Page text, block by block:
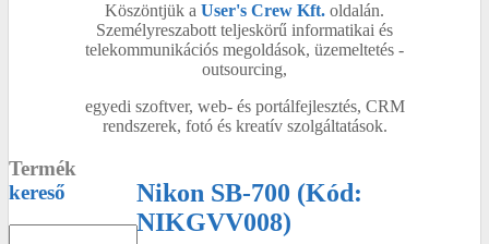
Köszöntjük a User's Crew Kft. oldalán.
Személyreszabott teljeskörű informatikai és
telekommunikációs megoldások, üzemeltetés -
outsourcing,
egyedi szoftver, web- és portálfejlesztés, CRM
rendszerek, fotó és kreatív szolgáltatások.
Nikon SB-700 (Kód:
NIKGVV008)
Termék
kereső